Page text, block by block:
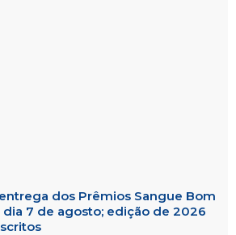
dos Prêmios Sangue Bom
dia 7 de agosto; edição de 2026